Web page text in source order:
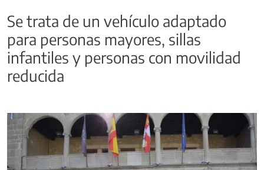
Se trata de un vehículo adaptado
para personas mayores, sillas
infantiles y personas con movilidad
reducida